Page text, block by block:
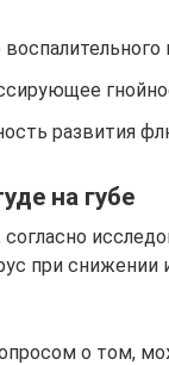
развития
на губе
согласно
при снижении
о том,